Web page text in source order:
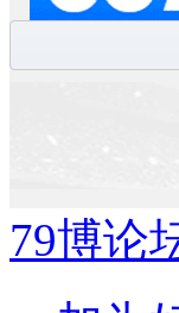
79博论